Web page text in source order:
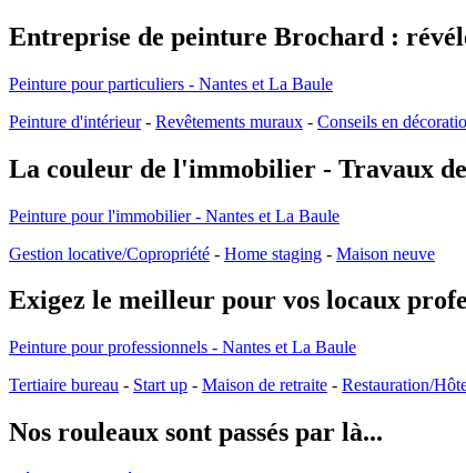
Entreprise de peinture Brochard :
Peinture pour particuliers - Nantes et La Baule
Peinture d'intérieur- Revêtements muraux - Conseils en
La couleur de l'immobilier - Travaux
Peinture pour l'immobilier - Nantes et La Baule
Gestion locative/Copropriété - Home staging - Maison neuve
Exigez le meilleur pour vos locaux
Peinture pour professionnels - Nantes et La Baule
Tertiaire bureau - Start up - Maison de retraite - Restauration/
Nos rouleaux sont passés par là...